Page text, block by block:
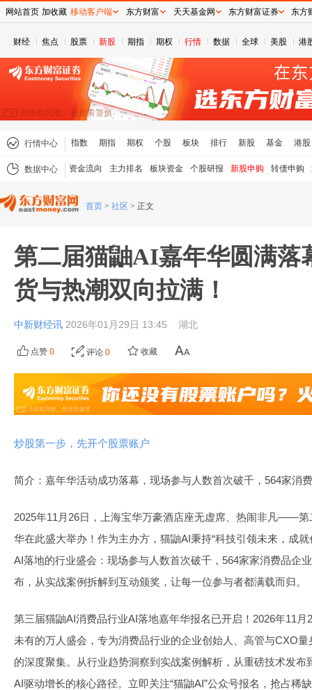
财经 焦点 股票 新股 期指 期权 行情 数据 全球 美股 港
行情中心 指数 期指 期权 个股 板块 排行 新股 基金 港股
数据中心 资金流向 主力排名 板块资金 个股研报 新股申购 转债申购
首页 > 社区 > 正文
第二届猫鼬AI嘉年华圆满落
货与热潮双向拉满！
中新财经讯 2026年01月29日 13:45 湖北
点赞 0 评论 0 收藏
炒股第一步，先开个股票账户
简介：嘉年华活动成功落幕，现场参与人数首次破千，564家消
2025年11月26日，上海宝华万豪酒店座无虚席、热闹非凡——
华在此盛大举办！作为主办方，猫鼬AI秉持“科技引领未来，成
AI落地的行业盛会：现场参与人数首次破千，564家家消费品企
布，从实战案例拆解到互动颁奖，让每一位参与者都满载而归。
第三届猫鼬AI消费品行业AI落地嘉年华报名已开启！2026年11
未有的万人盛会，专为消费品行业的企业创始人、高管与CXO
的深度聚集。从行业趋势洞察到实战案例解析，从重磅技术发
AI驱动增长的核心路径。立即关注“猫鼬AI”公众号报名，抢占稀
网站首页 加收藏 移动客户端 东方财富 天天基金网 东方财富证券 东方